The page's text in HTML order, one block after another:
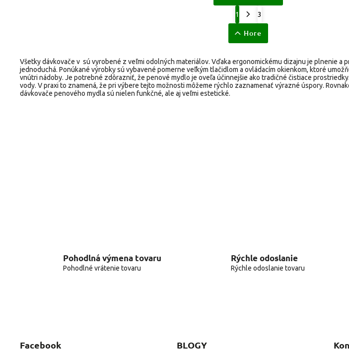
1 3
Hore
Všetky dávkovače v sú vyrobené z veľmi odolných materiálov. Vďaka ergonomickému dizajnu je plnenie a
jednoduchá. Ponúkané výrobky sú vybavené pomerne veľkým tlačidlom a ovládacím okienkom, ktoré
vnútri nádoby. Je potrebné zdôrazniť, že penové mydlo je oveľa účinnejšie ako tradičné čistiace
vody. V praxi to znamená, že pri výbere tejto možnosti môžeme rýchlo zaznamenať výrazné úspory.
dávkovače penového mydla sú nielen funkčné, ale aj veľmi estetické.
Pohodlná výmena tovaru
Pohodlné vrátenie tovaru
Rýchle odoslanie
Rýchle odoslanie tovaru
Facebook BLOGY